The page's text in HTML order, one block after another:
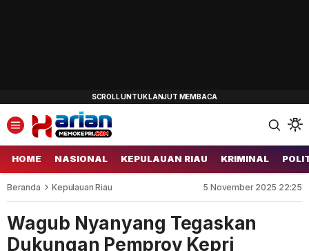
HOME NASIONAL KEPULAUAN RIAU KRIMINAL
Beranda Kepulauan Riau 5 November 2025 22:25
Wagub Nyanyang Tegaskan
Dukungan Pemprov Kepri